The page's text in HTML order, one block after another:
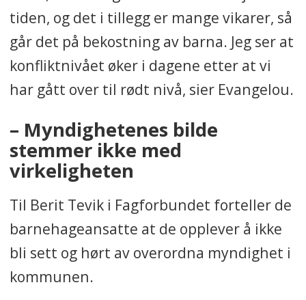
tiden, og det i tillegg er mange vikarer, så
går det på bekostning av barna. Jeg ser at
konfliktnivået øker i dagene etter at vi
har gått over til rødt nivå, sier Evangelou.
– Myndighetenes bilde
stemmer ikke med
virkeligheten
Til Berit Tevik i Fagforbundet forteller de
barnehageansatte at de opplever å ikke
bli sett og hørt av overordna myndighet i
kommunen.